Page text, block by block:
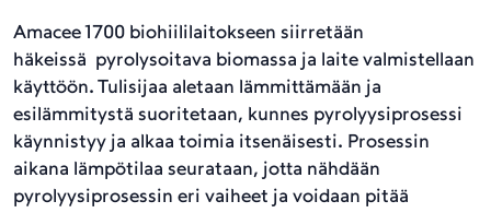
Amacee 1700 biohiililaitokseen siirretään
häkeissä pyrolysoitava biomassa ja laite valmistellaan
käyttöön. Tulisijaa aletaan lämmittämään ja
esilämmitystä suoritetaan, kunnes pyrolyysiprosessi
käynnistyy ja alkaa toimia itsenäisesti. Prosessin
aikana lämpötilaa seurataan, jotta nähdään
pyrolyysiprosessin eri vaiheet ja voidaan pitää